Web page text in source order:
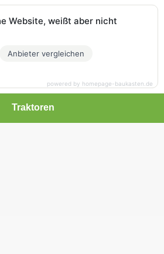
Traktoren
Website, weißt aber nicht
Anbieter vergleichen
powered by homepage-baukasten.de